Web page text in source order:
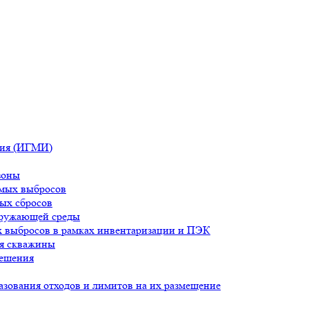
(ИГМИ)
выбросов
сбросов
среды
в рамках инвентаризации и ПЭК
скважины
отходов и лимитов на их размещение